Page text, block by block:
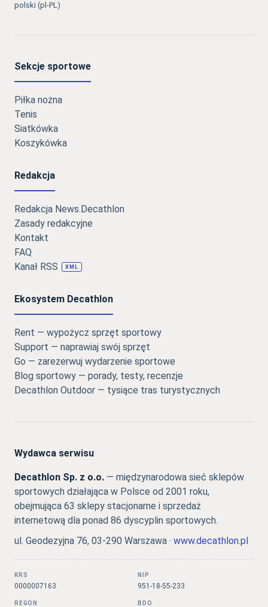
polski (pl-PL)
Sekcje sportowe
Piłka nożna
Tenis
Siatkówka
Koszykówka
Redakcja
Redakcja News.Decathlon
Zasady redakcyjne
Kontakt
FAQ
Kanał RSS
XML
Ekosystem Decathlon
Rent — wypożycz sprzęt sportowy
Support — naprawiaj swój sprzęt
Go — zarezerwuj wydarzenie sportowe
Blog sportowy — porady, testy, recenzje
Decathlon Outdoor — tysiące tras turystycznych
Wydawca serwisu
Decathlon Sp. z o.o. — międzynarodowa sieć sklepów
sportowych działająca w Polsce od 2001 roku,
obejmująca 63 sklepy stacjonarne i sprzedaż
internetową dla ponad 86 dyscyplin sportowych.
ul. Geodezyjna 76, 03-290 Warszawa · www.decathlon.pl
KRS
0000007163
NIP
951-18-55-233
REGON BDO